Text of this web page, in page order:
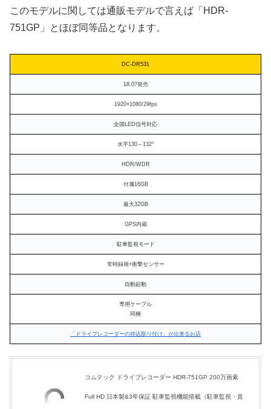
このモデルに関しては通販モデルで言えば「HDR-
751GP」とほぼ同等品となります。
DC-DR531
18.0?発売
1920×1080/29fps
全国LED信号対応
水平130～132°
HDR/WDR
付属16GB
最大32GB
GPS内蔵
駐車監視モード
常時録画+衝撃センサー
自動起動
専用ケーブル
同梱
「ドライブレコーダーの持込取り付け」が出来るお店
コムテック ドライブレコーダー HDR-751GP 200万画素
Full HD 日本製&3年保証 駐車監視機能搭載（駐車監視・直